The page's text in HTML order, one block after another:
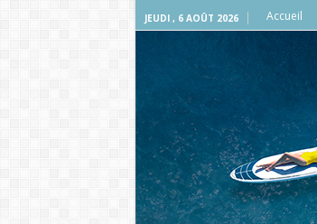
JEUDI , 6 AOÛT 2026 Accueil